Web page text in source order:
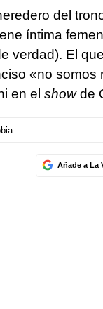
del
íntima
verdad). El
«no somos
en el showde
Añade a La